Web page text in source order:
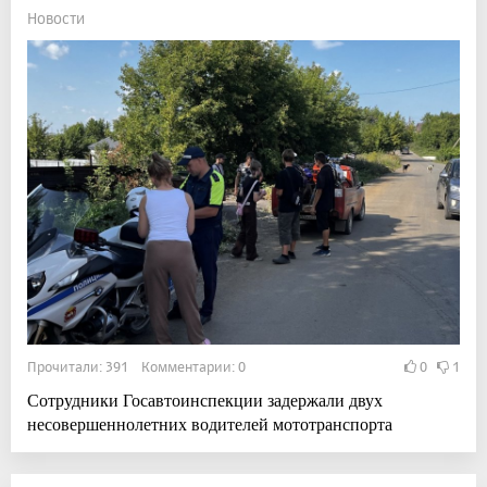
Новости
Прочитали: 391 Комментарии: 0 0 1
Сотрудники Госавтоинспекции задержали двух
несовершеннолетних водителей мототранспорта